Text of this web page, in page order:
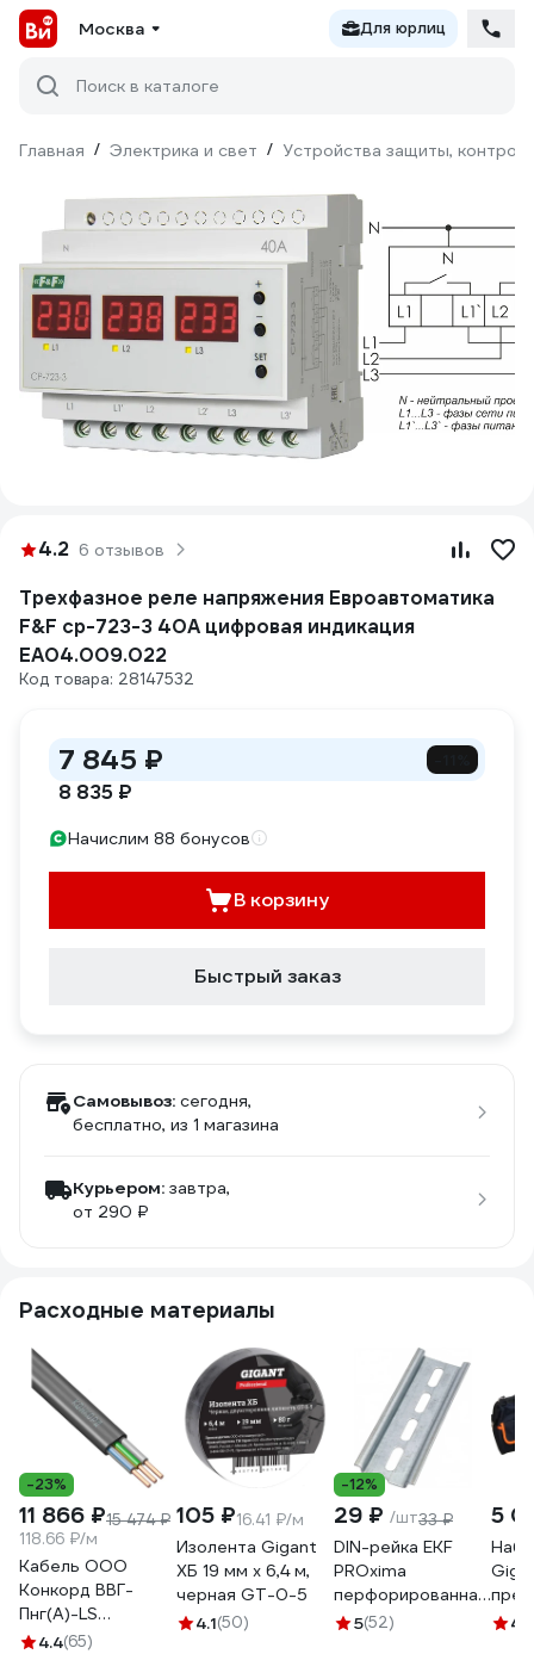
Москва Для юрлиц
Поиск в каталоге
Главная / Электрика и свет / Устройства защиты,
4.2 6 отзывов
Трехфазное реле напряжения Евроавтоматика
F&F cp-723-3 40А цифровая индикация
EA04.009.022
Код товара: 28147532
7 845 ₽
8 835 ₽
Начислим 88 бонусов
В корзину
Быстрый заказ
Самовывоз: сегодня,
бесплатно, из 1 магазина
Курьером: завтра,
от 290 ₽
Расходные материалы
-23%
11 866 ₽15 474 ₽
118.66 ₽/м
Кабель ООО
Конкорд ВВГ-
Пнг(А)-LS
3x2,5ок(N, PE) -
4.4(65)
105 ₽16.41 ₽/м
Изолента Gigant
ХБ 19 мм х 6,4 м,
черная GT-0-5
4.1(50)
-12%
29 ₽ /шт33 ₽
DIN-рейка EKF
PROxima
перфорированная,
100мм, с
5(52)
5
4.4